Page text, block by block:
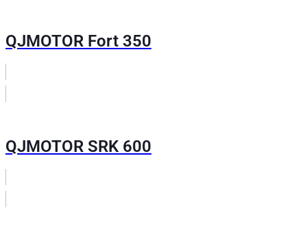
QJMOTOR Fort 350
QJMOTOR SRK 600